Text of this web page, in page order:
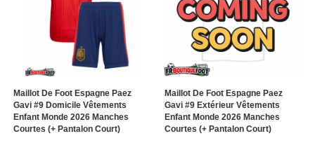
Maillot De Foot Espagne Paez
Gavi #9 Domicile Vêtements
Enfant Monde 2026 Manches
Courtes (+ Pantalon Court)
Maillot De Foot Espagne Paez
Gavi #9 Extérieur Vêtements
Enfant Monde 2026 Manches
Courtes (+ Pantalon Court)